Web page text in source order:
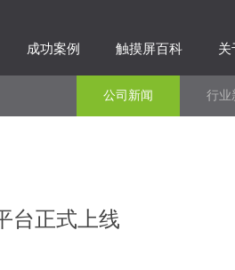
成功案例 触摸屏百科 关
公司新闻 行业
台正式上线